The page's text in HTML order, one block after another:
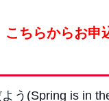
こちらからお申
う(Spring is in